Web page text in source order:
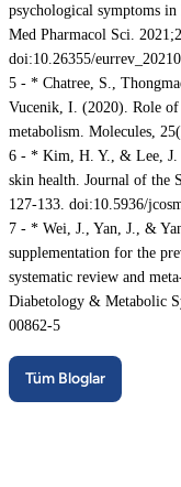
psychological symptoms
Med Pharmacol Sci.
doi:10.26355/
5 - * Chatree, S.,
Vucenik, I. (2020). Role of
metabolism. Molecules,
6 - * Kim, H. Y., & Lee, J.
skin health. Journal of the
127-133. doi:10.5936/
7 - * Wei, J., Yan, J., &
supplementation for the
systematic review and
Diabetology & Metabolic
00862-5
Tüm Bloglar